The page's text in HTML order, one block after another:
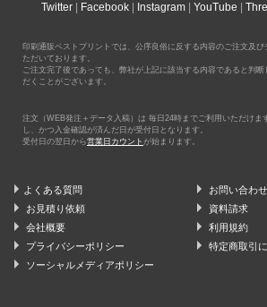
Twitter Facebook Instagram YouTube
印刷通販ベストプリントでは、公序良俗に反する内容のご注文及
ただいております。
ご注文完了後であっても、弊社が上記に該当する内容であると判
だくことがございます。
注文（WEB発注＋データ入稿）は 毎日24時までご利用いただけま
し、かつ入金確認が済んだ日が受付日となります。
受付日の翌日から営業日カウント が始まります。
よくある質問
お問い合わせ
お見積り依頼
資料請求
会社概要
利用規約
プライバシーポリシー
特定商取引
ソーシャルメディアポリシー